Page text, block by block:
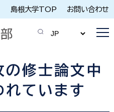
島根大学TOP お問い合わせ
の修士論文中
れています